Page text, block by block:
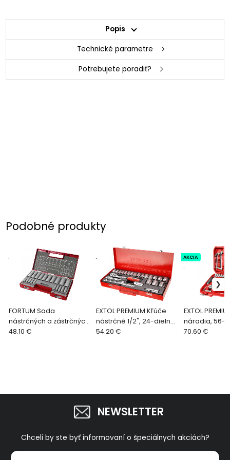
Popis
Technické parametre
Potrebujete poradiť?
Podobné produkty
FORTUM Sada
nástrčných a zástrčných
kľúčov 20-dielna
.
48.10 €
EXTOL PREMIUM Kľúče
nástrčné 1/2", 24-dielna
sada, kovový kufor
.
54.20 €
EXTOL
náradia, 56-
a 1/4"8818420
AKCIA
.
70.60 €
NEWSLETTER
Chceli by ste byť informovaní o špeciálnych akciách?